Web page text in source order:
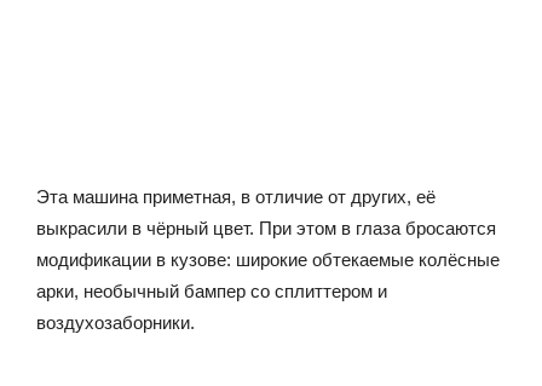
Эта машина приметная, в отличие от других, её
выкрасили в чёрный цвет. При этом в глаза бросаются
модификации в кузове: широкие обтекаемые колёсные
арки, необычный бампер со сплиттером и
воздухозаборники.